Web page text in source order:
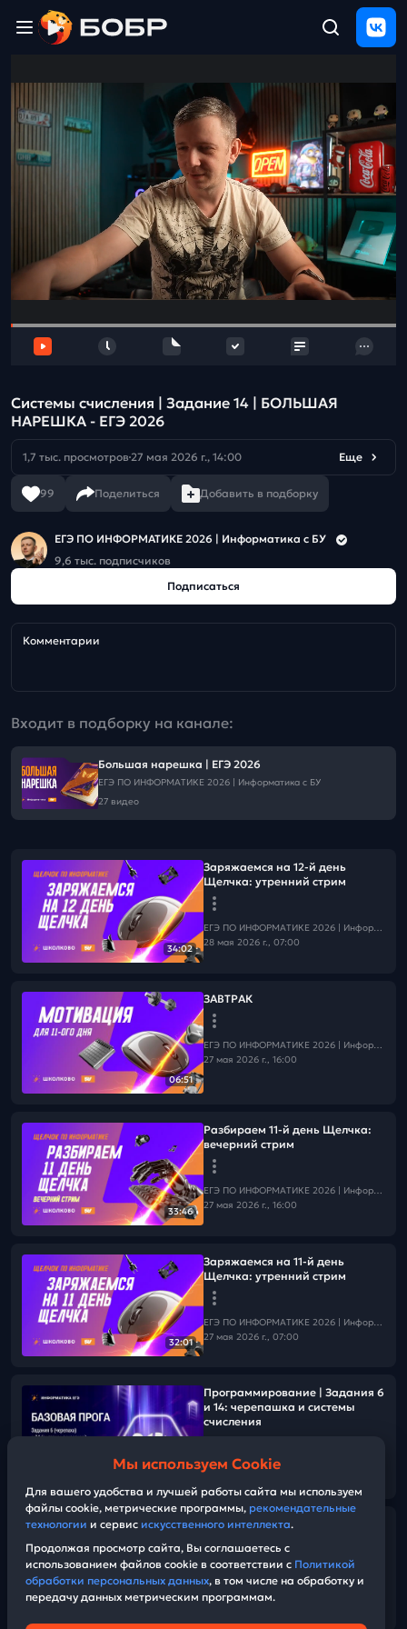
2026
материалы
поддержка
и
отзыв
Системы счисления | Задание 14 | БОЛЬШАЯ
НАРЕШКА - ЕГЭ 2026
1,7 тыс. просмотров 27 мая 2026 г., 14:00 Еще
99 Поделиться Добавить в подборку
ЕГЭ ПО ИНФОРМАТИКЕ 2026 | Информатика с БУ
9,6 тыс. подписчиков
Подписаться
Комментарии
Входит в подборку на канале:
Большая нарешка | ЕГЭ 2026
ЕГЭ ПО ИНФОРМАТИКЕ 2026 | Информатика с БУ
27 видео
34:02
Заряжаемся на 12-й день
Щелчка: утренний стрим
ЕГЭ ПО ИНФОРМАТИКЕ 2026 | Информатика с БУ
28 мая 2026 г., 07:00
06:51
ЗАВТРАК
ЕГЭ ПО ИНФОРМАТИКЕ 2026 | Информатика с БУ
27 мая 2026 г., 16:00
33:46
Разбираем 11-й день Щелчка:
вечерний стрим
ЕГЭ ПО ИНФОРМАТИКЕ 2026 | Информатика с БУ
27 мая 2026 г., 16:00
32:01
Заряжаемся на 11-й день
Щелчка: утренний стрим
ЕГЭ ПО ИНФОРМАТИКЕ 2026 | Информатика с БУ
27 мая 2026 г., 07:00
01:32:38
Программирование | Задания 6
и 14: черепашка и системы
счисления
02:10
Про фисташки
26 мая 2026 г., 16:00
Мы используем Cookie
Для вашего удобства и лучшей работы сайта мы используем
файлы cookie, метрические программы, рекомендательные
технологии и сервис искусственного интеллекта.
Продолжая просмотр сайта, Вы соглашаетесь с
использованием файлов cookie в соответствии с Политикой
обработки персональных данных, в том числе на обработку и
передачу данных метрическим программам.